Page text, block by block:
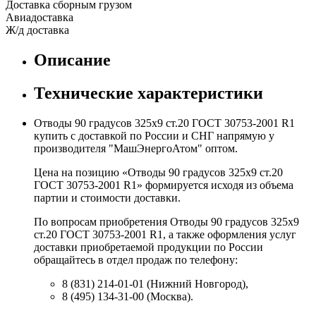
Доставка сборным грузом
Авиадоставка
Ж/д доставка
Описание
Технические характеристики
Отводы 90 градусов 325х9 ст.20 ГОСТ 30753-2001 R1
купить с доставкой по России и СНГ напрямую у
производителя "МашЭнергоАтом" оптом.
Цена на позицию «Отводы 90 градусов 325х9 ст.20
ГОСТ 30753-2001 R1» формируется исходя из объема
партии и стоимости доставки.
По вопросам приобретения Отводы 90 градусов 325х9
ст.20 ГОСТ 30753-2001 R1, а также оформления услуг
доставки приобретаемой продукции по России
обращайтесь в отдел продаж по телефону:
8 (831) 214-01-01 (Нижний Новгород),
8 (495) 134-31-00 (Москва).